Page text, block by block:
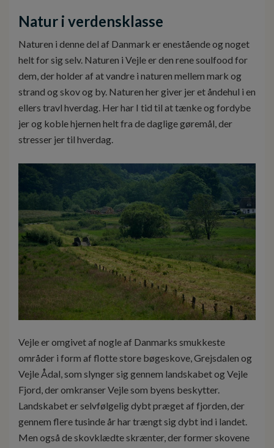
Natur i verdensklasse
Naturen i denne del af Danmark er enestående og noget
helt for sig selv. Naturen i Vejle er den rene soulfood for
dem, der holder af at vandre i naturen mellem mark og
strand og skov og by. Naturen her giver jer et åndehul i en
ellers travl hverdag. Her har I tid til at tænke og fordybe
jer og koble hjernen helt fra de daglige gøremål, der
stresser jer til hverdag.
Vejle er omgivet af nogle af Danmarks smukkeste
områder i form af flotte store bøgeskove, Grejsdalen og
Vejle Ådal, som slynger sig gennem landskabet og Vejle
Fjord, der omkranser Vejle som byens beskytter.
Landskabet er selvfølgelig dybt præget af fjorden, der
gennem flere tusinde år har trængt sig dybt ind i landet.
Men også de skovklædte skrænter, der former skovene